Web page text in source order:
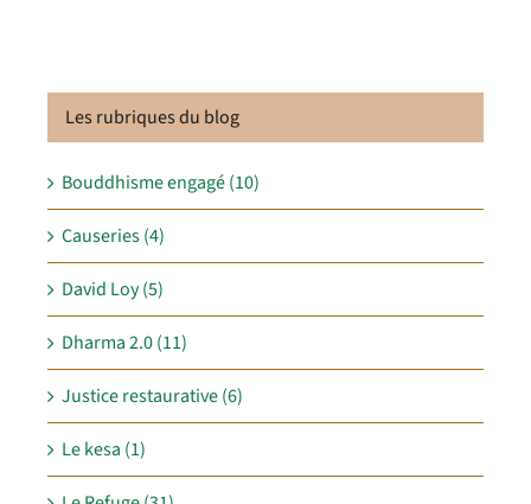
Les rubriques du blog
Bouddhisme engagé (10)
Causeries (4)
David Loy (5)
Dharma 2.0 (11)
Justice restaurative (6)
Le kesa (1)